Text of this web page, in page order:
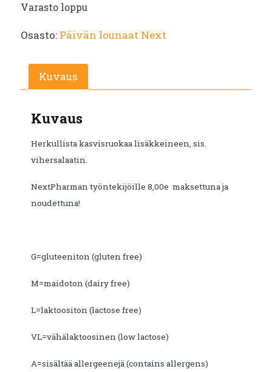
hinta
oli:
€12.10.
on:
Varasto loppu
Osasto: Päivän lounaat Next
Kuvaus
Kuvaus
Herkullista kasvisruokaa lisäkkeineen, sis.
vihersalaatin.
NextPharman työntekijöille 8,00e maksettuna ja
noudettuna!
G=gluteeniton (gluten free)
M=maidoton (dairy free)
L=laktoositon (lactose free)
VL=vähälaktoosinen (low lactose)
A=sisältää allergeenejä (contains allergens)